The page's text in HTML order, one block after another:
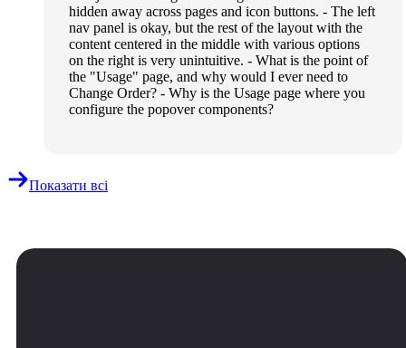
hidden away across pages and icon buttons. - The left
nav panel is okay, but the rest of the layout with the
content centered in the middle with various options
on the right is very unintuitive. - What is the point of
the "Usage" page, and why would I ever need to
Change Order? - Why is the Usage page where you
configure the popover components?
Показати всі